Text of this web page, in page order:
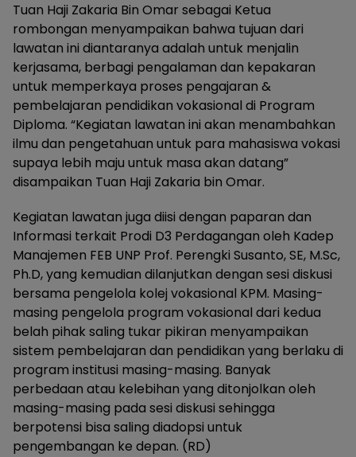
Tuan Haji Zakaria Bin Omar sebagai Ketua
rombongan menyampaikan bahwa tujuan dari
lawatan ini diantaranya adalah untuk menjalin
kerjasama, berbagi pengalaman dan kepakaran
untuk memperkaya proses pengajaran &
pembelajaran pendidikan vokasional di Program
Diploma. “Kegiatan lawatan ini akan menambahkan
ilmu dan pengetahuan untuk para mahasiswa vokasi
supaya lebih maju untuk masa akan datang”
disampaikan Tuan Haji Zakaria bin Omar.
Kegiatan lawatan juga diisi dengan paparan dan
Informasi terkait Prodi D3 Perdagangan oleh Kadep
Manajemen FEB UNP Prof. Perengki Susanto, SE, M.Sc,
Ph.D, yang kemudian dilanjutkan dengan sesi diskusi
bersama pengelola kolej vokasional KPM. Masing-
masing pengelola program vokasional dari kedua
belah pihak saling tukar pikiran menyampaikan
sistem pembelajaran dan pendidikan yang berlaku di
program institusi masing-masing. Banyak
perbedaan atau kelebihan yang ditonjolkan oleh
masing-masing pada sesi diskusi sehingga
berpotensi bisa saling diadopsi untuk
pengembangan ke depan. (RD)